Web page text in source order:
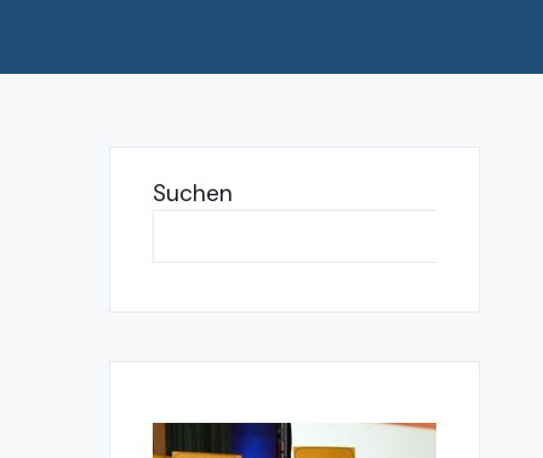
Suchen